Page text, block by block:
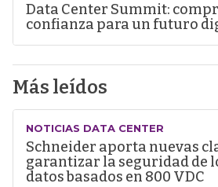
Data Center Summit:
confianza para un futuro
Más leídos
NOTICIAS DATA CENTER
Schneider aporta nuevas
garantizar la seguridad de
datos basados en 800 VDC